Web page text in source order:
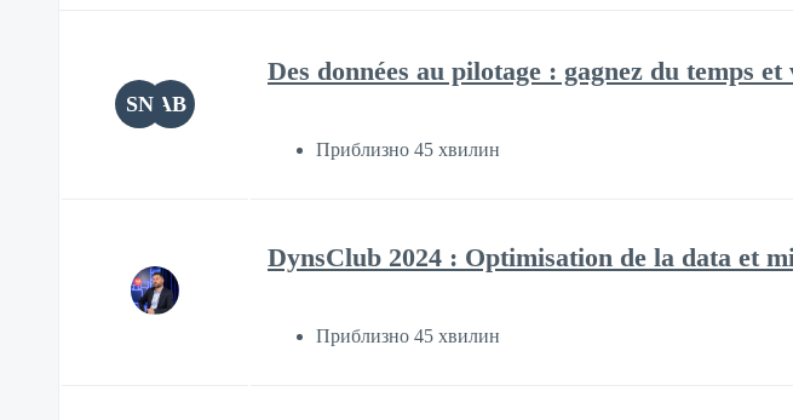
SN AB
Des données au pilotage : gagnez du temps
Приблизно 45 хвилин
DynsClub 2024 : Optimisation de la data et
Приблизно 45 хвилин